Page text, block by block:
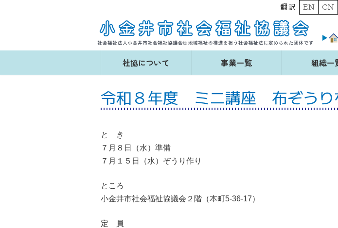
キ
に
翻訳 EN CN
社協について 事業一覧 組織一
令和８年度 ミニ講座 布ぞうり
と き
７月８日（水）準備
７月１５日（水）ぞうり作り
ところ
小金井市社会福祉協議会２階（本町5-36-17）
定 員